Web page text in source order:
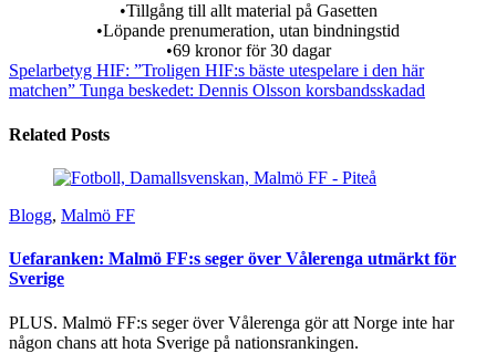
•Tillgång till allt material på Gasetten
•Löpande prenumeration, utan bindningstid
•69 kronor för 30 dagar
Spelarbetyg HIF: ”Troligen HIF:s bäste utespelare i den här
matchen” Tunga beskedet: Dennis Olsson korsbandsskadad
Related Posts
Blogg, Malmö FF
Uefaranken: Malmö FF:s seger över Vålerenga utmärkt för
Sverige
PLUS. Malmö FF:s seger över Vålerenga gör att Norge inte har
någon chans att hota Sverige på nationsrankingen.